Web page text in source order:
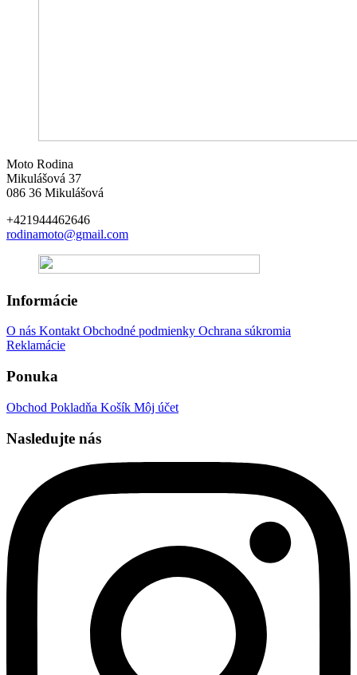
Moto Rodina
Mikulášová 37
086 36 Mikulášová
+421944462646
rodinamoto@gmail.com
Informácie
O nás KontaktObchodné podmienky Ochrana súkromia
Reklamácie
Ponuka
Obchod Pokladňa Košík Môj účet
Nasledujte nás